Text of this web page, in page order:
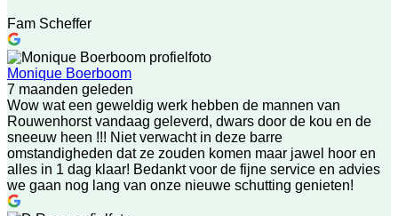
Fam Scheffer
Monique Boerboom
7 maanden geleden
Wow wat een geweldig werk hebben de mannen van
Rouwenhorst vandaag geleverd, dwars door de kou en de
sneeuw heen !!! Niet verwacht in deze barre
omstandigheden dat ze zouden komen maar jawel hoor en
alles in 1 dag klaar! Bedankt voor de fijne service en advies
we gaan nog lang van onze nieuwe schutting genieten!